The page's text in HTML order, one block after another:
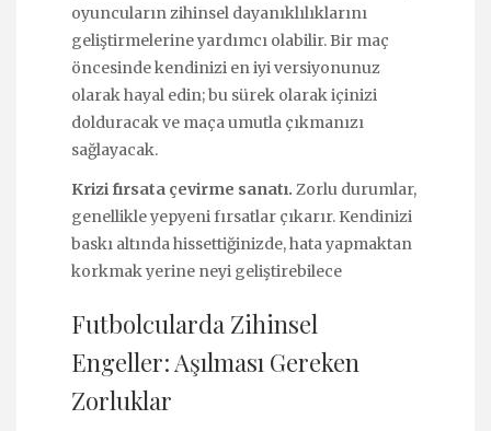
oyuncuların zihinsel dayanıklılıklarını
geliştirmelerine yardımcı olabilir. Bir maç
öncesinde kendinizi en iyi versiyonunuz
olarak hayal edin; bu sürek olarak içinizi
dolduracak ve maça umutla çıkmanızı
sağlayacak.
Krizi fırsata çevirme sanatı. Zorlu durumlar,
genellikle yepyeni fırsatlar çıkarır. Kendinizi
baskı altında hissettiğinizde, hata yapmaktan
korkmak yerine neyi geliştirebilece
Futbolcularda Zihinsel
Engeller: Aşılması Gereken
Zorluklar